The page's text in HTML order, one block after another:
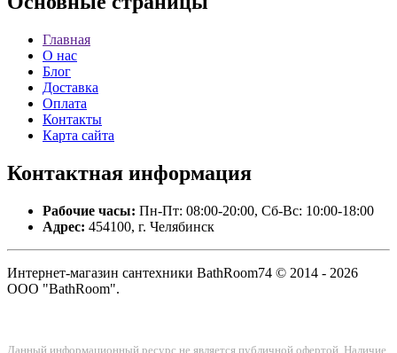
Главная
О нас
Блог
Доставка
Оплата
Контакты
Карта сайта
Контактная информация
Рабочие часы: Пн-Пт: 08:00-20:00, Сб-Вс: 10:00-18:00
Адрес: 454100, г. Челябинск
Интернет-магазин сантехники BathRoom74 © 2014 - 2026
ООО "BathRoom".
Данный информационный ресурс не является публичной офертой. Наличие